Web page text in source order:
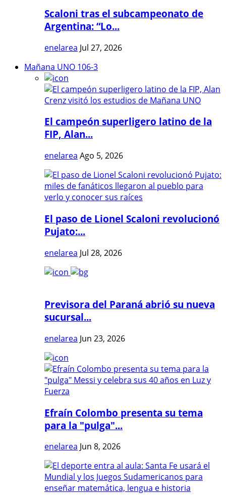
Scaloni tras el subcampeonato de
Argentina: “Lo...
enelarea Jul 27, 2026
Mañana UNO 106-3
El campeón superligero latino de la
FIP, Alan...
enelarea Ago 5, 2026
El paso de Lionel Scaloni revolucionó
Pujato:...
enelarea Jul 28, 2026
Previsora del Paraná abrió su nueva
sucursal...
enelarea Jun 23, 2026
Efraín Colombo presenta su tema
para la "pulga"...
enelarea Jun 8, 2026